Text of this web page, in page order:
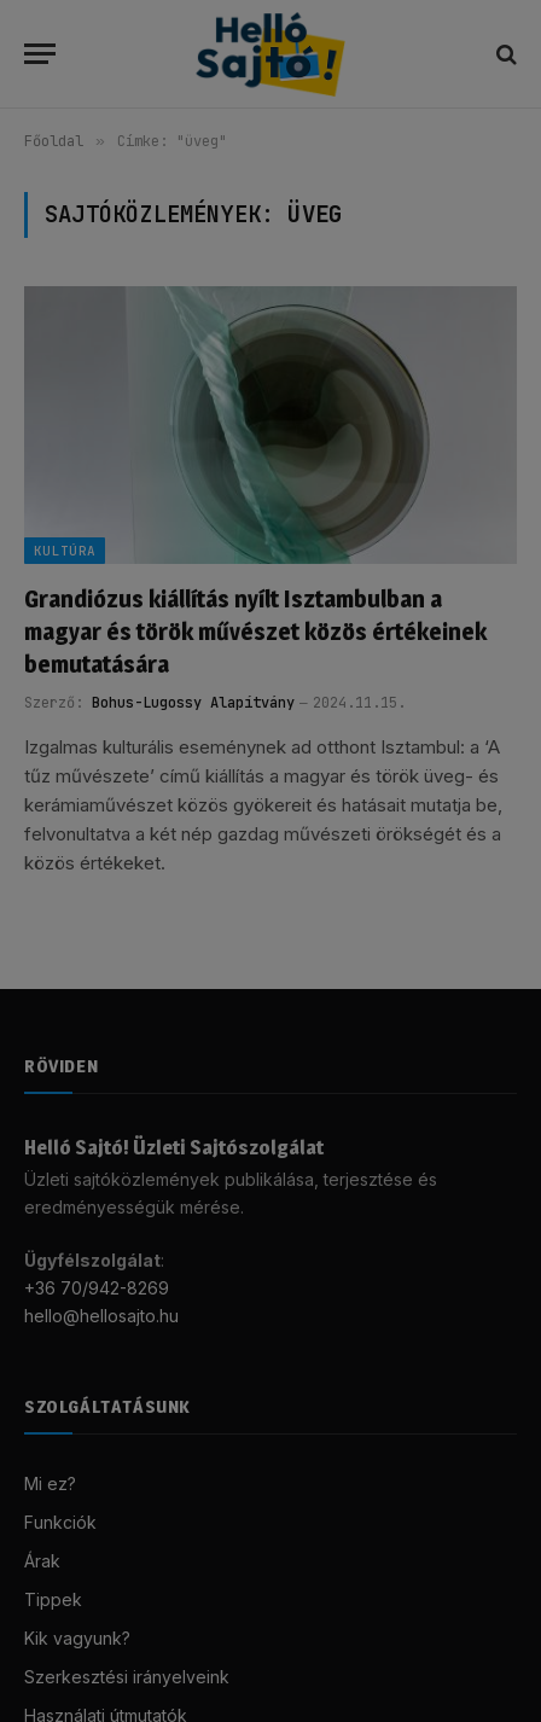
Főoldal » Címke: "üveg"
SAJTÓKÖZLEMÉNYEK: ÜVEG
KULTÚRA
Grandiózus kiállítás nyílt Isztambulban a
magyar és török művészet közös értékeinek
bemutatására
Szerző: Bohus-Lugossy Alapítvány 2024.11.15.
Izgalmas kulturális eseménynek ad otthont Isztambul: a ‘A
tűz művészete’ című kiállítás a magyar és török üveg- és
kerámiaművészet közös gyökereit és hatásait mutatja be,
felvonultatva a két nép gazdag művészeti örökségét és a
közös értékeket.
RÖVIDEN
Helló Sajtó! Üzleti Sajtószolgálat
Üzleti sajtóközlemények publikálása, terjesztése és
eredményességük mérése.
Ügyfélszolgálat:
+36 70/942-8269
hello@hellosajto.hu
SZOLGÁLTATÁSUNK
Mi ez?
Funkciók
Árak
Tippek
Kik vagyunk?
Szerkesztési irányelveink
Használati útmutatók